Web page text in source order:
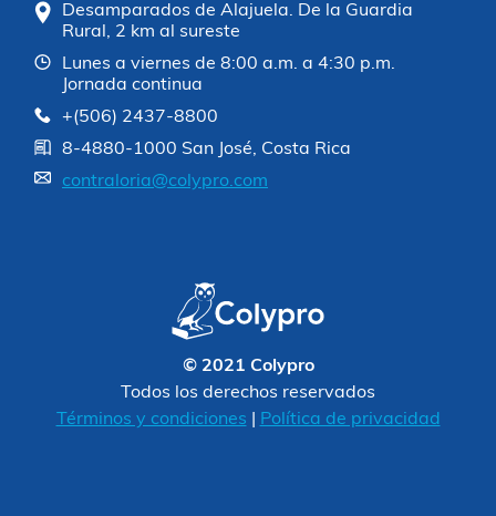
Desamparados de Alajuela. De la Guardia
Rural, 2 km al sureste
Lunes a viernes de 8:00 a.m. a 4:30 p.m.
Jornada continua
+(506) 2437-8800
8-4880-1000 San José, Costa Rica
contraloria@colypro.com
© 2021 Colypro
Todos los derechos reservados
Términos y condiciones
Política de privacidad